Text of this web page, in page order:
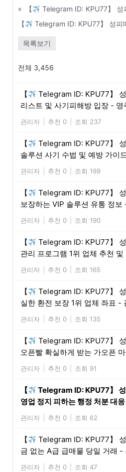
« 【
Telegram ID: KPU77】 성피모 성인 피씨방
【
Telegram ID: KPU77】 성피매니아 성인피씨방 오픈빨
목록보기
전체 3,456
【
Telegram ID: KPU77】
리스트 및 사기피해방 입장 - 영
관리자 추천 0 조회 237
【
Telegram ID: KPU77】
솔루션 사기 수법 및 예방 가이
관리자 추천 0 조회 199
【
Telegram ID: KPU77】
보장하는 VIP 솔루션 유통 정보
관리자 추천 0 조회 190
【
Telegram ID: KPU77】
관리 프로그램 1위 업체 추천
관리자 추천 0 조회 165
【
Telegram ID: KPU77】
실한 환전 보장 1위 업체 좌표 -
관리자 추천 0 조회 135
【
Telegram ID: KPU77】
오픈빨 확실하게 받는 가오픈
관리자 추천 0 조회 91
【
Telegram ID: KPU77】
영업 정지 피하는 행정 처분 대
관리자 추천 0 조회 62
【
Telegram ID: KPU77】
금 없는 A급 급매물 당일 거래 -
관리자 추천 0 조회 47